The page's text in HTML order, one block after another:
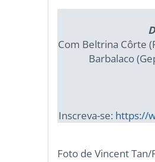
Com Beltrina Côrte
Barbalaco
Inscreva-se: https://
Foto de Vincent Tan/